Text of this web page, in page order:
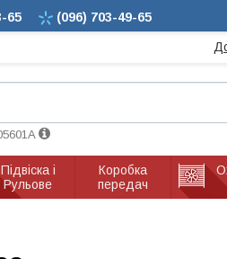
65 (096) 703-49-65
Підвіска і
Рульове
Коробка
передач